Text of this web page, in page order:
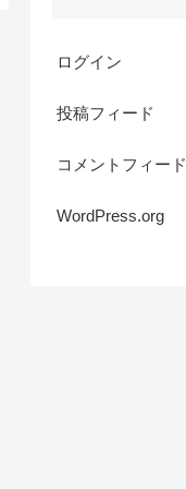
ログイン
投稿フィード
コメントフィード
WordPress.org